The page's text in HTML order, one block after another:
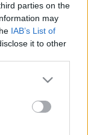
parties on the
may
IAB’s List of
it to other
more Google
may click to
party tags to
below Google